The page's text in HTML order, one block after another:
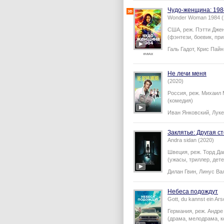
Чудо-женщина:
Wonder Woman 1984
США, реж. Пэтти
(фэнтези, боевик,
Галь Гадот, Крис Пайн
Не лечи меня
(2020)
Россия, реж. Михаил
(комедия)
Иван Янковский
Заклятье: Другая
Andra sidan (2020)
Швеция, реж. Торд
(ужасы, триллер,
Дилан Гвин Линус
Небеса подождут
Gott, du kannst ein
Германия, реж.
(драма, мелодрама,